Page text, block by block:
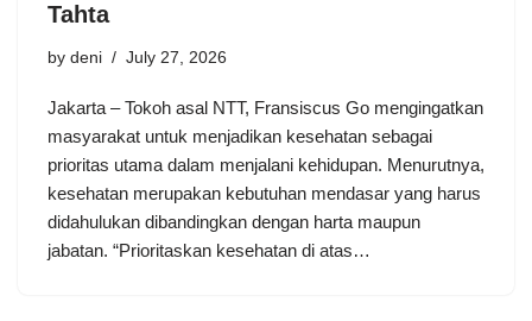
Tahta
by deni July 27, 2026
Jakarta – Tokoh asal NTT, Fransiscus Go mengingatkan
masyarakat untuk menjadikan kesehatan sebagai
prioritas utama dalam menjalani kehidupan. Menurutnya,
kesehatan merupakan kebutuhan mendasar yang harus
didahulukan dibandingkan dengan harta maupun
jabatan. “Prioritaskan kesehatan di atas…